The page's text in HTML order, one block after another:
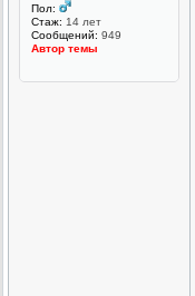
Пол:
Стаж: 14 лет
Сообщений: 949
Автор темы